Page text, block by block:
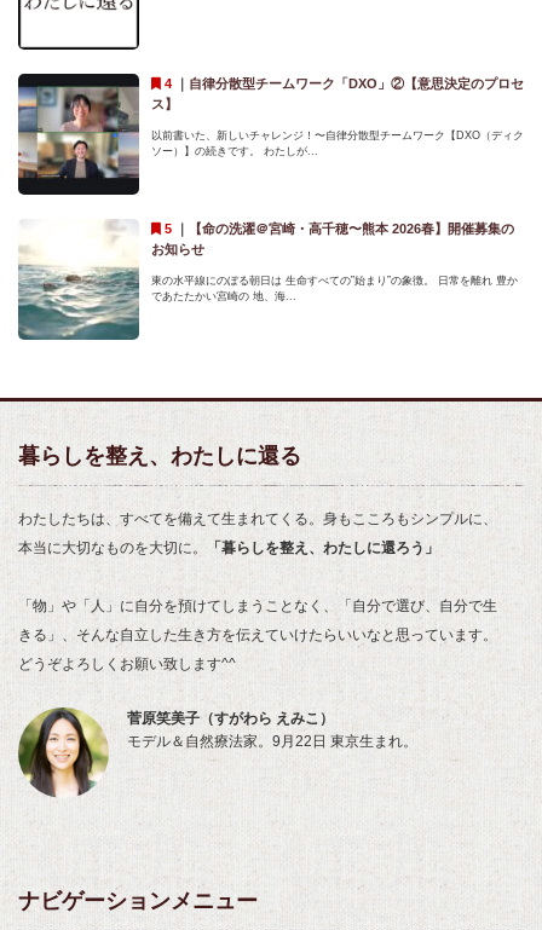
｜ 自律分散型チームワーク「DXO」②【意思決定のプロセ
ス】
以前書いた、新しいチャレンジ！〜自律分散型チームワーク【DXO（ディク
ソー）】の続きです。 わたしが...
｜
【命の洗濯＠宮崎・高千穂〜熊本 2026春】開催募集の
お知らせ
東の水平線にのぼる朝日は 生命すべての”始まり”の象徴。 日常を離れ 豊か
であたたかい宮崎の 地、海...
暮らしを整え、わたしに還る
わたしたちは、すべてを備えて生まれてくる。身もこころもシンプルに、
本当に大切なものを大切に。
「暮らしを整え、わたしに還ろう」
「物」や「人」に自分を預けてしまうことなく、「自分で選び、自分で生
きる」、そんな自立した生き方を伝えていけたらいいなと思っています。
どうぞよろしくお願い致します^^
菅原笑美子（すがわら えみこ）
モデル＆自然療法家。9月22日 東京生まれ。
ナビゲーションメニュー